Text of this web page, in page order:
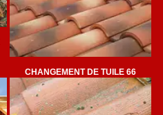
CHANGEMENT DE TUILE 66